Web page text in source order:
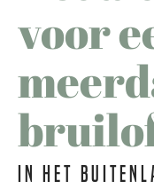
voor
in het